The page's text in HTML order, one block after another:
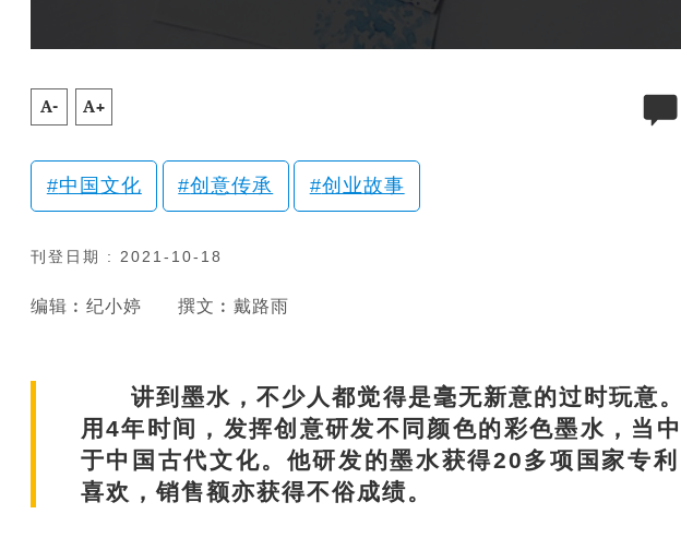
A- A+
中国文化 创意传承 创业故事
刊登日期 : 2021-10-18
编辑︰纪小婷 撰文︰戴路雨
讲到墨水，不少人都觉得是毫无新意的过时玩意
用4年时间，发挥创意研发不同颜色的彩色墨水，当
于中国古代文化。他研发的墨水获得20多项国家专
喜欢，销售额亦获得不俗成绩。